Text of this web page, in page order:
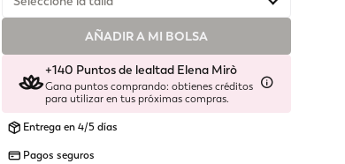
Disponible
AÑADIR A MI BOLSA
+140 Puntos de lealtad Elena Mirò
Gana puntos comprando: obtienes créditos
para utilizar en tus próximas compras.
Entrega en 4/5 días
Pagos seguros